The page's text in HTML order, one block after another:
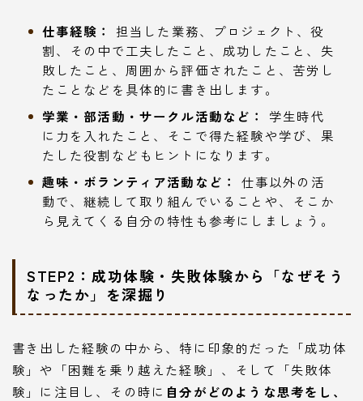
仕事経験：
担当した業務、プロジェクト、役
割、その中で工夫したこと、成功したこと、失
敗したこと、周囲から評価されたこと、苦労し
たことなどを具体的に書き出します。
学業・部活動・サークル活動など：
学生時代
に力を入れたこと、そこで得た経験や学び、果
たした役割などもヒントになります。
趣味・ボランティア活動など：
仕事以外の活
動で、継続して取り組んでいることや、そこか
ら見えてくる自分の特性も参考にしましょう。
STEP2：成功体験・失敗体験から「なぜそう
なったか」を深掘り
書き出した経験の中から、特に印象的だった「成功体
験」や「困難を乗り越えた経験」、そして「失敗体
験」に注目し、その時に 自分がどのような思考をし、